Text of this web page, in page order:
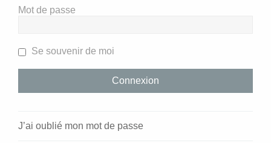
Mot de passe
Se souvenir de moi
J’ai oublié mon mot de passe